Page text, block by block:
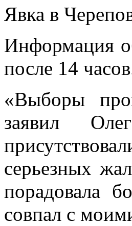
Явка в
Информация
после 14
«Выборы
заявил
серьезных
порадовала
совпал с